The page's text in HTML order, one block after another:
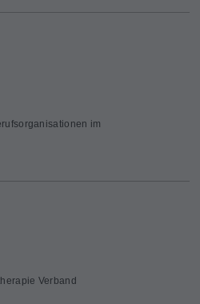
im
Verband